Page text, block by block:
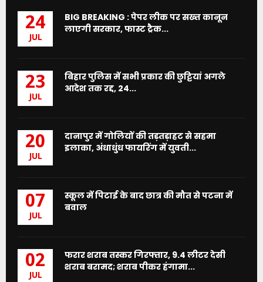
24
JUL
BIG BREAKING : पेपर लीक पर सख्त कानून
लाएगी सरकार, फास्ट ट्रैक...
23
JUL
बिहार पुलिस में सभी प्रकार की छुट्टियां अगले
आदेश तक रद्द, 24...
20
JUL
दानापुर में गोलियों की तड़तड़ाहट से सहमा
इलाका, अंधाधुंध फायरिंग में युवती...
07
JUL
स्कूल में पिटाई के बाद छात्र की मौत से पटना में
बवाल
02
JUL
फरार शराब तस्कर गिरफ्तार, 9.4 लीटर देसी
शराब बरामद; शराब पीकर हंगामा...